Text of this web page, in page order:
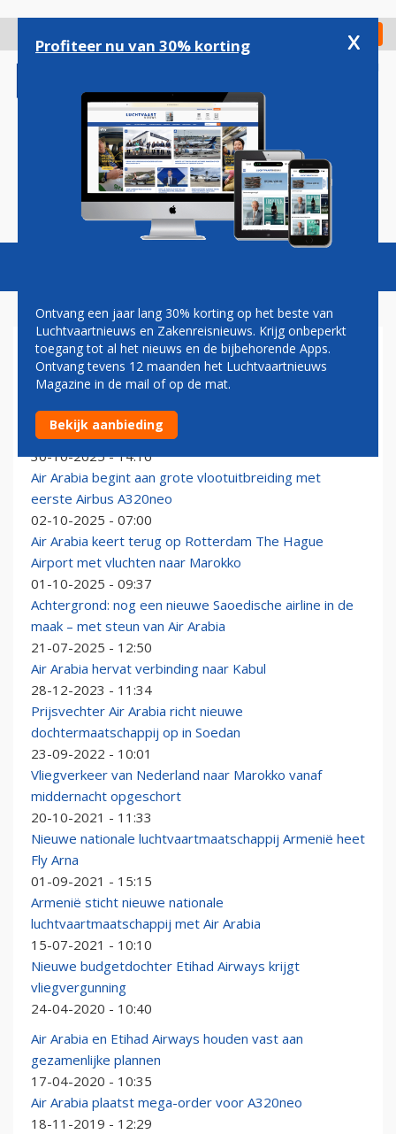
gaan
Check in
Magazine Podcasts Vacatures
AIR ARABIA
Drie nieuwe routes vanaf Rotterdam The Hague
Airport van start
30-10-2025 - 14:16
Air Arabia begint aan grote vlootuitbreiding met
eerste Airbus A320neo
02-10-2025 - 07:00
Air Arabia keert terug op Rotterdam The Hague
Airport met vluchten naar Marokko
01-10-2025 - 09:37
Achtergrond: nog een nieuwe Saoedische airline in de
maak – met steun van Air Arabia
21-07-2025 - 12:50
Air Arabia hervat verbinding naar Kabul
28-12-2023 - 11:34
Prijsvechter Air Arabia richt nieuwe
dochtermaatschappij op in Soedan
23-09-2022 - 10:01
Vliegverkeer van Nederland naar Marokko vanaf
middernacht opgeschort
20-10-2021 - 11:33
Nieuwe nationale luchtvaartmaatschappij Armenië heet
Fly Arna
01-09-2021 - 15:15
Armenië sticht nieuwe nationale
luchtvaartmaatschappij met Air Arabia
15-07-2021 - 10:10
Nieuwe budgetdochter Etihad Airways krijgt
vliegvergunning
24-04-2020 - 10:40
Air Arabia en Etihad Airways houden vast aan
gezamenlijke plannen
17-04-2020 - 10:35
Air Arabia plaatst mega-order voor A320neo
18-11-2019 - 12:29
Profiteer nu van 30% korting x
Ontvang een jaar lang 30% korting op het beste van
Luchtvaartnieuws en Zakenreisnieuws. Krijg onbeperkt
toegang tot al het nieuws en de bijbehorende Apps.
Ontvang tevens 12 maanden het Luchtvaartnieuws
Magazine in de mail of op de mat.
Bekijk aanbieding